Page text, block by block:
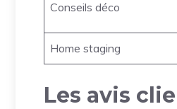
Conseils déco
Home staging
Les avis